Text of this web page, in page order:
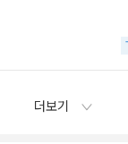
유치하고. 그러나
것은 애당초 불가능
진정 더 아름다운 것
으며 어느새 납득을
의 혼자만의 생일,
궁금해진다.
것이다. 이 가을
가? 하고 한번쯤 자
온전히 '나'를 위해 살
더보기